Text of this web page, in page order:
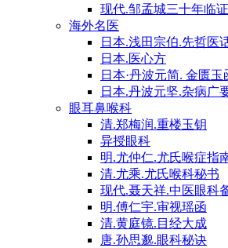
现代.邹孟城三十年临
海外名医
日本.浅田宗伯.先哲医
日本.医心方
日本·丹波元简. 金匮
日本.丹波元坚.杂病广
眼耳鼻喉科
清.郑梅润.重楼玉钥
异授眼科
明.尤仲仁.尤氏喉症指
清.尤乘.尤氏喉科秘书
现代.聂天祥.中医眼科
明.傅仁宇.审视瑶函
清.黄庭镜.目经大成
唐.孙思邈.眼科秘诀